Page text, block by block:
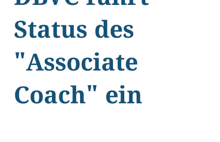
Status des
"Associate
Coach" ein